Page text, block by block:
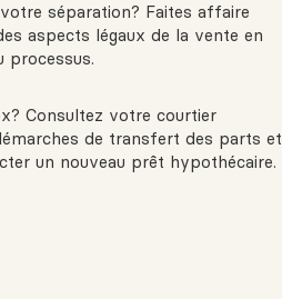
séparation? Faites affaire
aspects légaux de la vente en
processus.
Consultez votre courtier
de transfert des parts et
un nouveau prêt hypothécaire.